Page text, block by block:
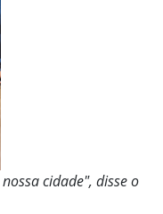
cidade", disse o